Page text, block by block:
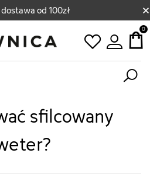
od 100zł ×
0
sfilcowany